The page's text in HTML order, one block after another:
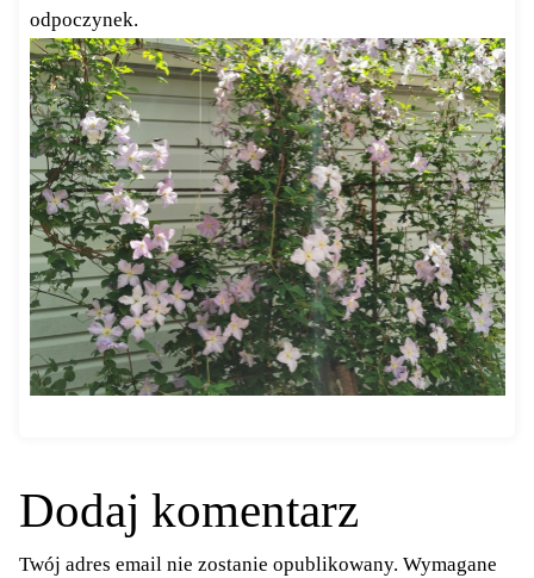
odpoczynek.
Dodaj komentarz
Twój adres email nie zostanie opublikowany. Wymagane